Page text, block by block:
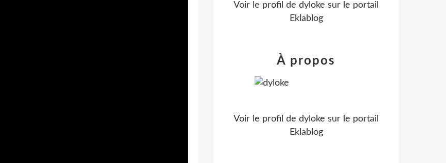
Voir le profil de dyloke sur le portail
Eklablog
À propos
Voir le profil de dyloke sur le portail
Eklablog